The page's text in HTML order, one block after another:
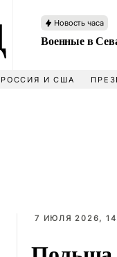
Новость часа
Военные в
РОССИЯ И США
7 ИЮЛЯ 2026,